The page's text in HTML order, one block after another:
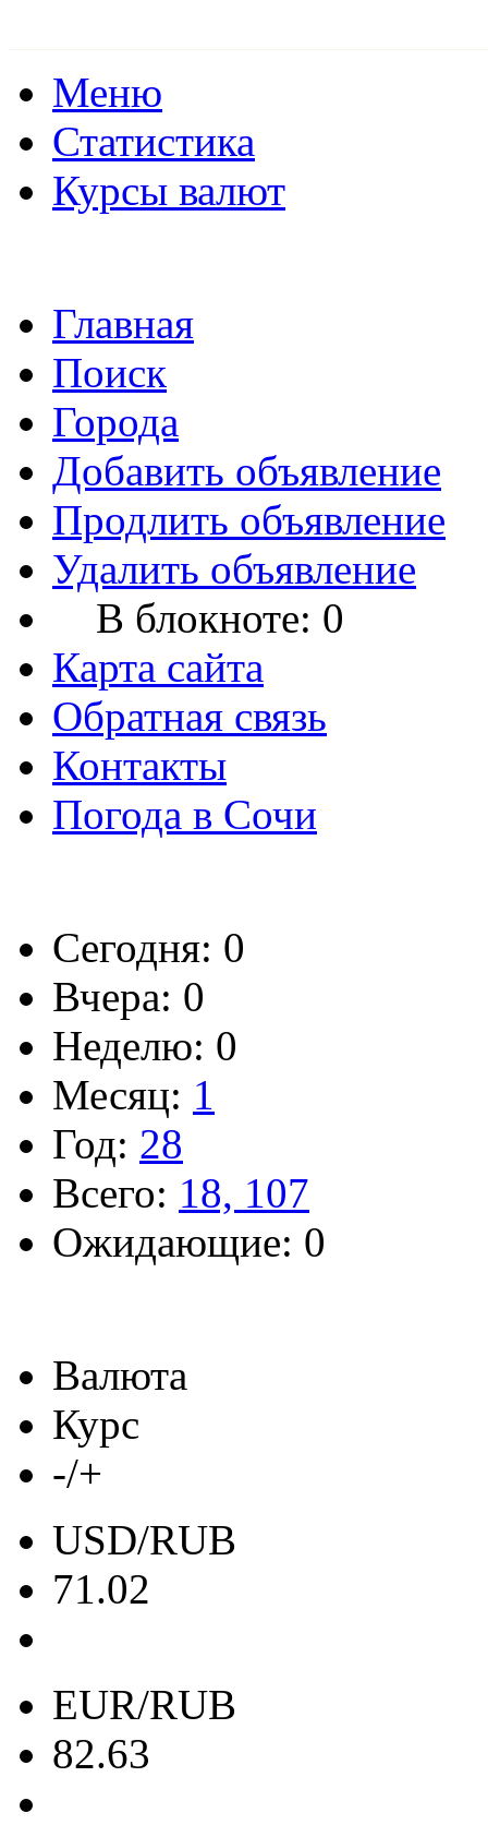
Меню
Статистика
Курсы валют
Главная
Поиск
Города
Добавить объявление
Продлить объявление
Удалить объявление
В блокноте: 0
Карта сайта
Обратная связь
Контакты
Погода в Сочи
Сегодня: 0
Вчера: 0
Неделю: 0
Месяц: 1
Год: 28
Всего: 18, 107
Ожидающие: 0
Валюта
Курс
-/+
USD/RUB
71.02
EUR/RUB
82.63